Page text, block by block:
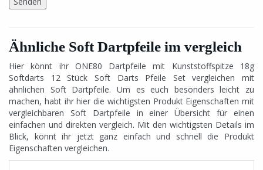
Ähnliche Soft Dartpfeile im vergleich
Hier könnt ihr ONE80 Dartpfeile mit Kunststoffspitze 18g
Softdarts 12 Stück Soft Darts Pfeile Set vergleichen mit
ähnlichen Soft Dartpfeile. Um es euch besonders leicht zu
machen, habt ihr hier die wichtigsten Produkt Eigenschaften mit
vergleichbaren Soft Dartpfeile in einer Übersicht für einen
einfachen und direkten vergleich. Mit den wichtigsten Details im
Blick, könnt ihr jetzt ganz einfach und schnell die Produkt
Eigenschaften vergleichen.